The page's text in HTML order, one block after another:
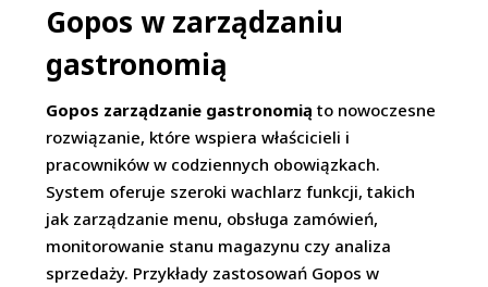
Gopos w zarządzaniu
gastronomią
Gopos zarządzanie gastronomią to nowoczesne
rozwiązanie, które wspiera właścicieli i
pracowników w codziennych obowiązkach.
System oferuje szeroki wachlarz funkcji, takich
jak zarządzanie menu, obsługa zamówień,
monitorowanie stanu magazynu czy analiza
sprzedaży. Przykłady zastosowań Gopos w